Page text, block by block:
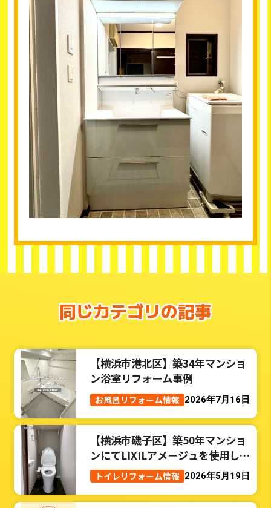
同じカテゴリの記事
【横浜市港北区】築34年マンショ
ン浴室リフォーム事例
お風呂リフォーム情報 2026年7月16日
【横浜市磯子区】築50年マンショ
ンにてLIXILアメージュを使用した
トイレリフォーム事例
トイレリフォーム情報 2026年5月19日